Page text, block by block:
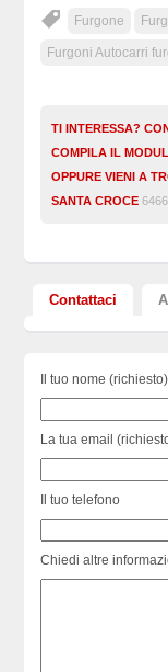
Furgone
Furgoni Autocarri
TI INTERESSA?
COMPILA IL
OPPURE VIENI A
SANTA CROCE
Contattaci
Il tuo nome (richiesto)
La tua email
Il tuo telefono
Chiedi altre